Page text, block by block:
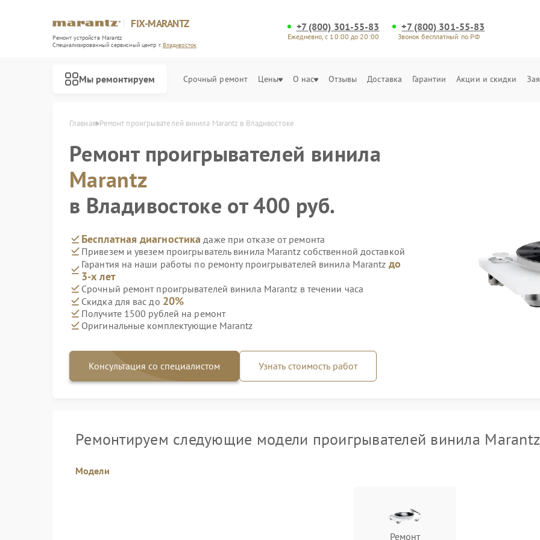
FIX-MARANTZ
Ремонт устройств Marantz
Специализированный cервисный центр г.Владивосток
+7 (800) 301-55-83
Ежедневно, с 10:00 до 20:00
+7 (800) 301-55-83
Звонок бесплатный по РФ
Мы ремонтируем Срочный ремонт Цены О нас Отзывы Доставка Гарантии Акции и скидки
Главная Ремонт проигрывателей винила Marantz в Владивостоке
Ремонт проигрывателей винила
Marantz
в Владивостоке от 400 руб.
Бесплатная диагностика даже при отказе от ремонта
Привезем и увезем проигрыватель винила Marantz собственной доставкой
Гарантия на наши работы по ремонту проигрывателей винила Marantz до
3-х лет
Срочный ремонт проигрывателей винила Marantz в течении часа
Скидка для вас до 20%
Получите 1500 рублей на ремонт
Оригинальные комплектующие Marantz
Консультация со специалистом Узнать стоимость работ
Ремонтируем следующие модели проигрывателей винила
Модели
Ремонт